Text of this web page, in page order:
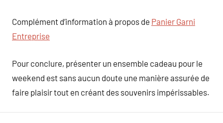
Complément d’information à propos de Panier Garni
Entreprise
Pour conclure, présenter un ensemble cadeau pour le
weekend est sans aucun doute une manière assurée de
faire plaisir tout en créant des souvenirs impérissables.